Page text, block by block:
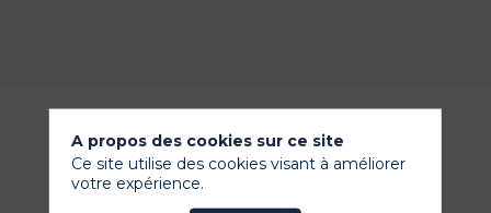
A propos des cookies sur ce site
Ce site utilise des cookies visant à améliorer
votre expérience.